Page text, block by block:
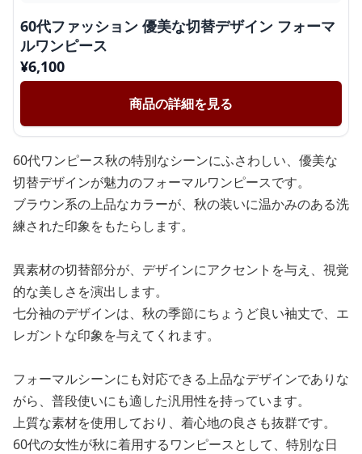
60代ファッション 優美な切替デザイン フォーマ
ルワンピース
¥6,100
商品の詳細を見る
60代ワンピース秋の特別なシーンにふさわしい、優美な
切替デザインが魅力のフォーマルワンピースです。
ブラウン系の上品なカラーが、秋の装いに温かみのある洗
練された印象をもたらします。
異素材の切替部分が、デザインにアクセントを与え、視覚
的な美しさを演出します。
七分袖のデザインは、秋の季節にちょうど良い袖丈で、エ
レガントな印象を与えてくれます。
フォーマルシーンにも対応できる上品なデザインでありな
がら、普段使いにも適した汎用性を持っています。
上質な素材を使用しており、着心地の良さも抜群です。
60代の女性が秋に着用するワンピースとして、特別な日